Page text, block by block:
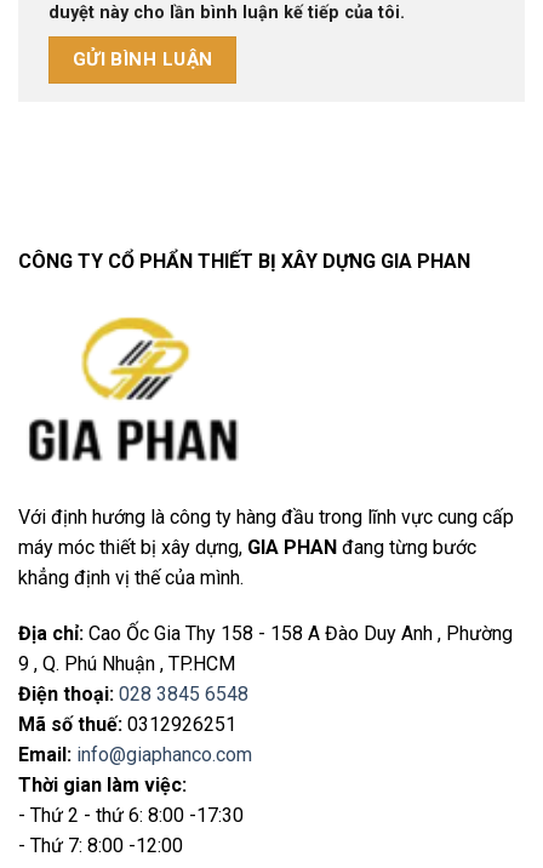
duyệt này cho lần bình luận kế tiếp của tôi.
CÔNG TY CỔ PHẨN THIẾT BỊ XÂY DỰNG GIA PHAN
Với định hướng là công ty hàng đầu trong lĩnh vực cung cấp
máy móc thiết bị xây dựng, GIA PHAN đang từng bước
khẳng định vị thế của mình.
Địa chỉ: Cao Ốc Gia Thy 158 - 158 A Đào Duy Anh , Phường
9 , Q. Phú Nhuận , TP.HCM
Điện thoại: 028 3845 6548
Mã số thuế: 0312926251
Email: info@giaphanco.com
Thời gian làm việc:
- Thứ 2 - thứ 6: 8:00 -17:30
- Thứ 7: 8:00 -12:00